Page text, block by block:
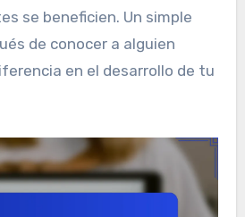
se beneficien. Un simple
de conocer a alguien
en el desarrollo de tu